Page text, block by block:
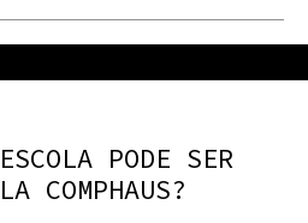
PODE SER
COMPHAUS?